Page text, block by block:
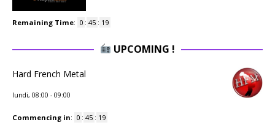
Remaining Time: 0 : 45 : 18
UPCOMING !
Hard French Metal
lundi, 08:00 - 09:00
Commencing in: 0 : 45 : 18